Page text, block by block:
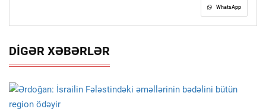
WhatsApp
DIGƏR XƏBƏRLƏR